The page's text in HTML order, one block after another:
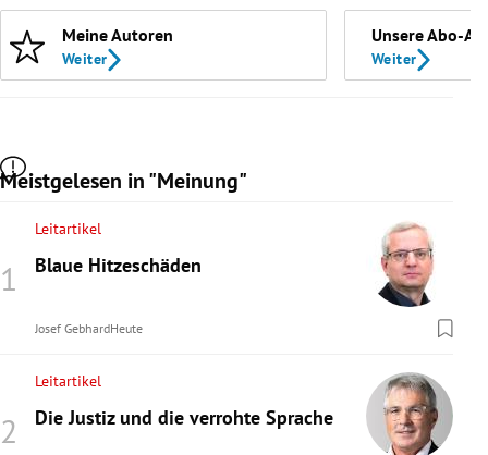
Meine Autoren
Weiter
Unsere Abo-
Weiter
Meistgelesen in "Meinung"
Leitartikel
Blaue Hitzeschäden
Josef GebhardHeute
Leitartikel
Die Justiz und die verrohte Sprache